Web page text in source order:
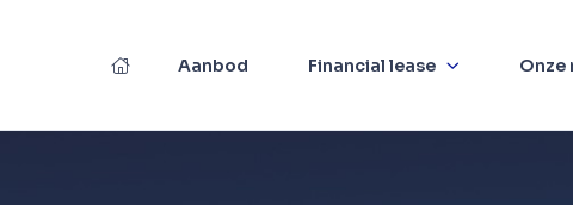
Aanbod Financial lease Onze